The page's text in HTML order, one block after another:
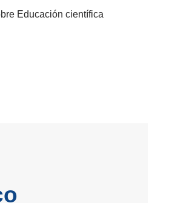
Educación científica